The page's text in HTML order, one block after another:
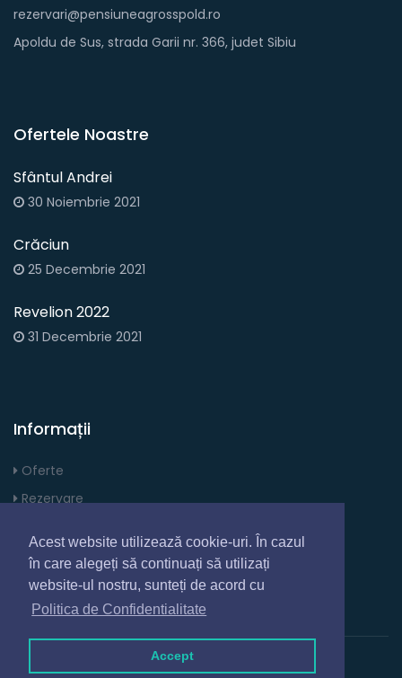
Acest website utilizează cookie-uri. În cazul
în care alegeți să continuați să utilizați
website-ul nostru, sunteți de acord cu
Politica de Confidentialitate
Accept
rezervari@pensiuneagrosspold.ro
Apoldu de Sus, strada Garii nr. 366, judet Sibiu
Ofertele Noastre
Sfântul Andrei
30 Noiembrie 2021
Crăciun
25 Decembrie 2021
Revelion 2022
31 Decembrie 2021
Informații
Oferte
Rezervare
Confidentialitate
©2026 Made by